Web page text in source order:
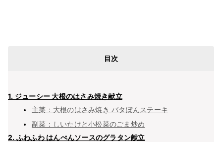
目次
1. ジューシー 大根のはさみ焼き献立
主菜：大根のはさみ焼き バタぽんステーキ
副菜：しいたけと小松菜のごま炒め
2. ふわふわ はんぺんソースのグラタン献立